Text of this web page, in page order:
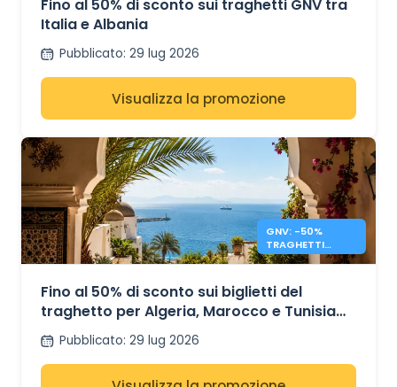
Fino al 50% di sconto sui traghetti GNV tra
Italia e Albania
Pubblicato: 29 lug 2026
Visualizza la promozione
GNV: -50%
TRAGHETTI
MAROCCO,
ALGERIA
Fino al 50% di sconto sui biglietti del
traghetto per Algeria, Marocco e Tunisia
con GNV
Pubblicato: 29 lug 2026